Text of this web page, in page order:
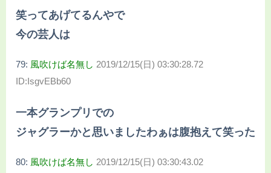
笑ってあげてるんやで
今の芸人は
79: 風吹けば名無し 2019/12/15(日) 03:30:28.72
ID:IsgvEBb60
一本グランプリでの
ジャグラーかと思いましたわぁは腹抱えて笑った
80: 風吹けば名無し 2019/12/15(日) 03:30:43.02